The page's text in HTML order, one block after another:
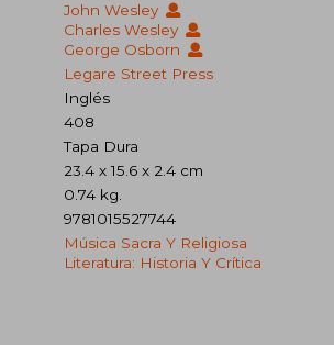
John Wesley
Charles Wesley
George Osborn
Legare Street Press
Inglés
408
Tapa Dura
23.4 x 15.6 x 2.4 cm
0.74 kg.
9781015527744
Música Sacra Y Religiosa
Literatura: Historia Y Crítica